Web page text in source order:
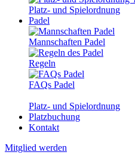
Platz- und Spielordnung
Padel
Mannschaften Padel
Regeln
FAQs Padel
Platz- und Spielordnung
Platzbuchung
Kontakt
Mitglied werden